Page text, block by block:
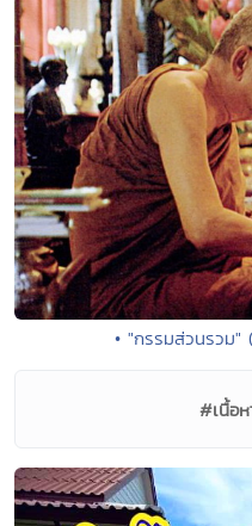
• "กรรมส่วนรวม
#เนื้อ